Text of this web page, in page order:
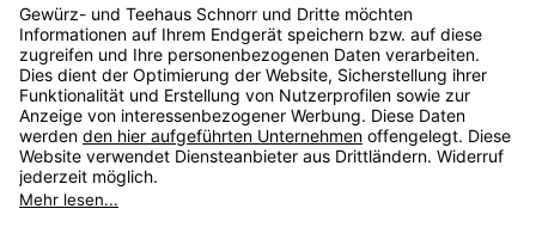
Service-Hotline
Service
Unternehmen
Alle Preise inkl. gesetzl. Mehrwertsteuer zzgl.